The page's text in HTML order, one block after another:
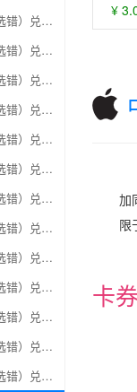
移动充值卡（面值千万别选错）兑换资和信
移动充值卡（面值千万别选错）兑换沃尔玛购物卡
移动充值卡（面值千万别选错）兑换和信通
移动充值卡（面值千万别选错）兑换拉卡拉沃尔玛
移动充值卡（面值千万别选错）兑换携程任我游
移动充值卡（面值千万别选错）兑换中银通支付(银联购物卡)
移动充值卡（面值千万别选错）兑换瑞祥商联卡
移动充值卡（面值千万别选错）兑换家乐福超市卡
移动充值卡（面值千万别选错）兑换Q币卡
移动充值卡（面值千万别选错）兑换联通积分Q币
移动充值卡（面值千万别选错）兑换完美一卡通
移动充值卡（面值千万别选错）兑换久游一卡通
移动充值卡（面值千万别选错）兑换搜狐一卡通
¥
加
限
卡